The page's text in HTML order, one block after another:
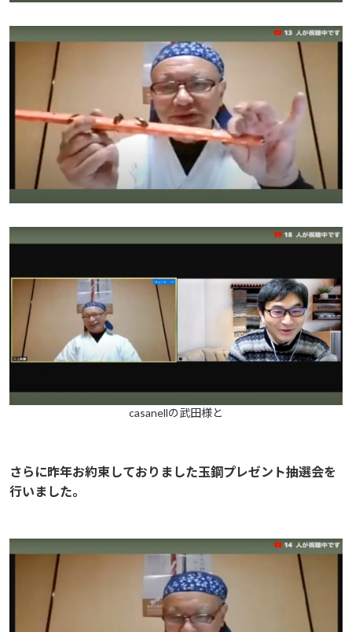
casanellの武田様と
さらに昨年お約束しておりました玉鋼プレゼント抽選会を
行いました。